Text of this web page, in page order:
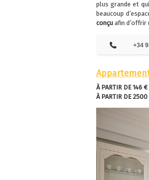
plus grande et
beaucoup
conçuafin d’offrir
+34
À PARTIR DE 146
À PARTIR DE